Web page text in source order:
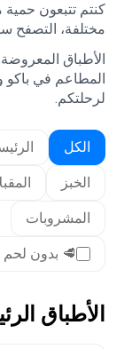
كنتم تتبعون
مختلفة، التصفح
المطاعم في باكو
لرحلتكم.
الكل
الخبز
المشروبات
🥩 بدون لحم
الأطباق